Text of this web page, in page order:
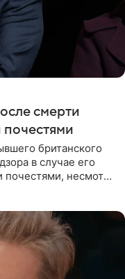
смерти
почестями
британского
в случае его
несмотря